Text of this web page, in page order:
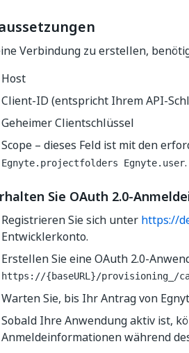
Verbindung zu erstellen,
Host
Client-ID (entspricht Ihrem API-
Geheimer Clientschlüssel
Scope – dieses Feld ist mit den
Egnyte.projectfolders Egnyte.user.
Sie OAuth 2.0-
Registrieren Sie sich unter https://
Entwicklerkonto.
Erstellen Sie eine OAuth 2.0-
https://{baseURL}/provisioning_/
Warten Sie, bis Ihr Antrag von
Sobald Ihre Anwendung aktiv ist,
Anmeldeinformationen während